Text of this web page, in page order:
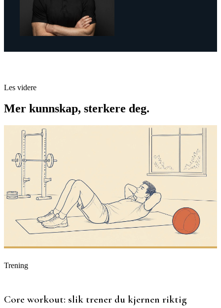
Les videre
Mer kunnskap, sterkere deg.
Trening
Core workout: slik trener du kjernen riktig